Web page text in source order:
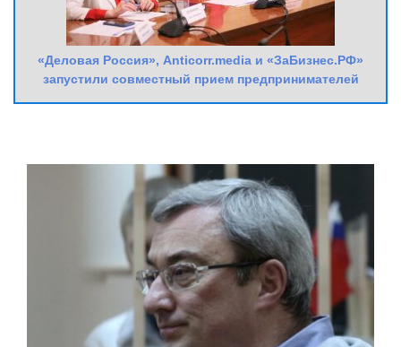
«Деловая Россия», Anticorr.media и «ЗаБизнес.РФ»
запустили совместный прием предпринимателей